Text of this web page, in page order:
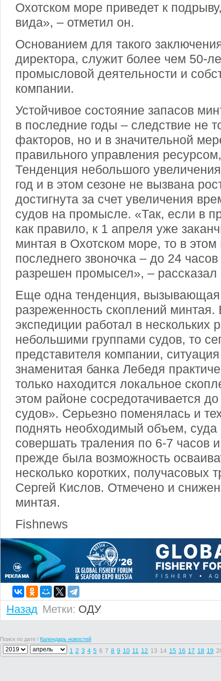
Охотском море приведет к
вида», – отметил он.
Основанием для такого
директора, служит более чем 50-
промысловой деятельности и
компании.
Устойчивое состояние запасов
в последние годы – следствие не
факторов, но и в значительной
правильного управления
Тенденция небольшого
год и в этом сезоне не вызвана
достигнута за счет увеличения
судов на промысле. «Так, если в
как правило, к 1 апреля уже
минтая в Охотском море, то в этом
последнего звоночка – до 24
разрешен промысел», – рассказал
Еще одна тенденция, вызывающая
разреженность скоплений
экспедиции работал в нескольких
небольшими группами судов, то
представителя компании,
знаменитая банка Лебедя
только находится локальное
этом районе сосредотачивается
судов». Серьезно поменялась и
поднять необходимый объем,
совершать траления по 6-7 часов
прежде была возможность
несколько коротких, получасовых
Сергей Кислов. Отмечено и
минтая.
Fishnews
Назад Метки: ОДУ
Поиск по дате / Календарь новостей
1 2 3 4 5 6 7 8 9 10 11 12 13 14 15 16 17 18 19